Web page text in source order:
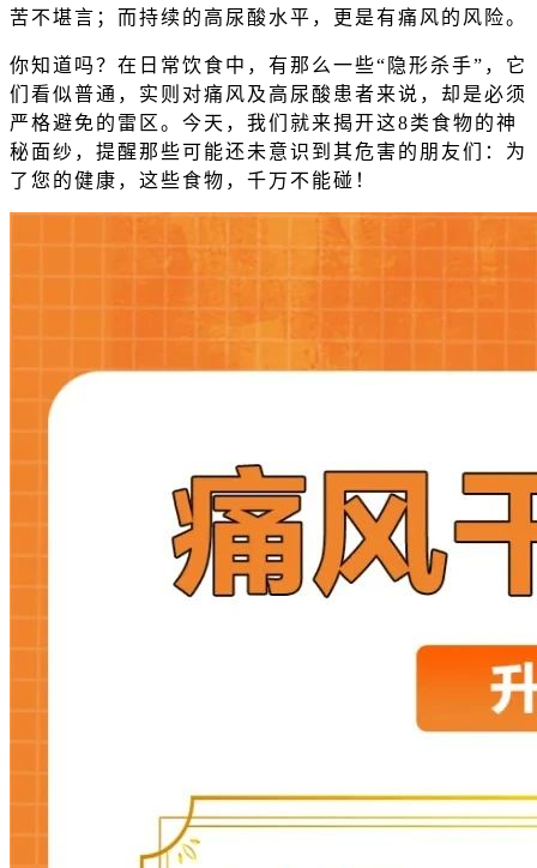
苦不堪言；而持续的高尿酸水平，更是有痛风的风险。
你知道吗？在日常饮食中，有那么一些“隐形杀手”，它
们看似普通，实则对痛风及高尿酸患者来说，却是必须
严格避免的雷区。今天，我们就来揭开这8类食物的神
秘面纱，提醒那些可能还未意识到其危害的朋友们：为
了您的健康，这些食物，千万不能碰！